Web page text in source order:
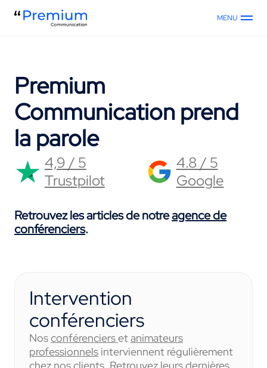
MENU
Premium
Communication prend
la parole
4,9 / 5
Trustpilot
4.8 / 5
Google
Retrouvez les articles de notreagence de
conférenciers.
Intervention
conférenciers
Nosconférenciersetanimateurs
professionnels interviennent régulièrement